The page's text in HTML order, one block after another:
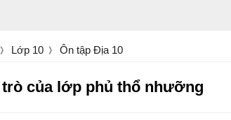
Lớp 10 Ôn tập Địa 10
trò của lớp phủ thổ nhưỡng